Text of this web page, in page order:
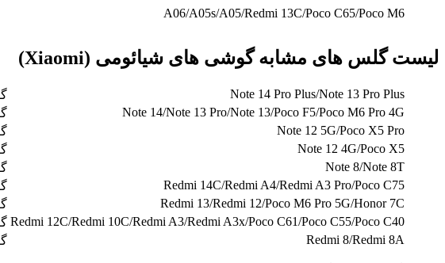
A06/A05s/A05/Redmi 13C/Poco C65/Poco M6
لیست گلس های مشابه گوشی های شیائومی (Xiaomi)
Note 14 Pro Plus/Note 13 Pro Plus
Note 14/Note 13 Pro/Note 13/Poco F5/Poco M6 Pro 4G
Note 12 5G/Poco X5 Pro
Note 12 4G/Poco X5
Note 8/Note 8T
Redmi 14C/Redmi A4/Redmi A3 Pro/Poco C75
Redmi 13/Redmi 12/Poco M6 Pro 5G/Honor 7C
Redmi 12C/Redmi 10C/Redmi A3/Redmi A3x/Poco C61/Poco C55/Poco C40
Redmi 8/Redmi 8A